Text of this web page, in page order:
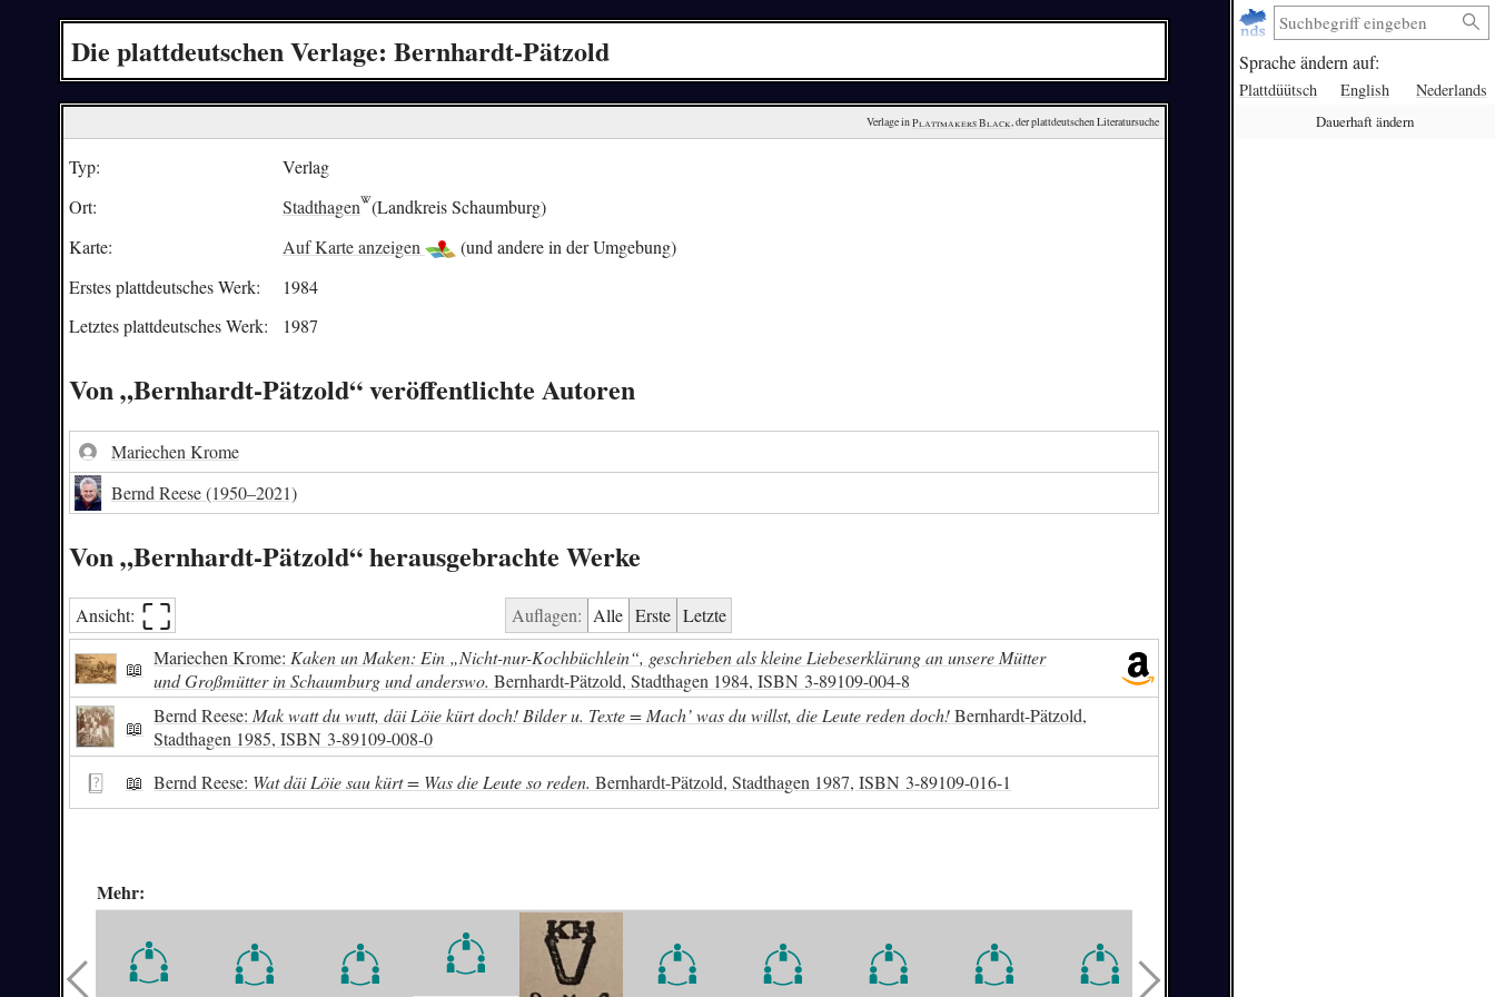
Sprache ändern auf:
Plattdüütsch English Nederlands
Dauerhaft ändern
Die plattdeutschen Verlage: Bernhardt-Pätzold
Verlage in Plattmakers Black, der plattdeutschen Literatursuche
Typ:
Verlag
Ort:
Stadthagen (Landkreis Schaumburg)
Karte:
Auf Karte anzeigen
(und andere in der Umgebung)
Erstes plattdeutsches Werk:
1984
Letztes plattdeutsches Werk:
1987
Von „Bernhardt-Pätzold“ veröffentlichte Autoren
Mariechen Krome
Bernd Reese(1950–2021)
Von „Bernhardt-Pätzold“ herausgebrachte Werke
Ansicht: ⛶︎ Auflagen: Alle Erste Letzte
📖 Mariechen Krome: Kaken un Maken: Ein „Nicht-nur-Kochbüchlein“, geschrieben als kleine Liebeserklärung an unsere Mütter
und Großmütter in Schaumburg und anderswo. Bernhardt-Pätzold, Stadthagen 1984,ISBN 3-89109-004-8
📖 Bernd Reese: Mak watt du wutt, däi Löie kürt doch! Bilder u. Texte = Mach’ was du willst, die Leute reden doch!Bernhardt-Pätzold,
Stadthagen 1985,ISBN 3-89109-008-0
📖 Bernd Reese: Wat däi Löie sau kürt = Was die Leute so reden. Bernhardt-Pätzold, Stadthagen 1987,ISBN 3-89109-016-1
Mehr: